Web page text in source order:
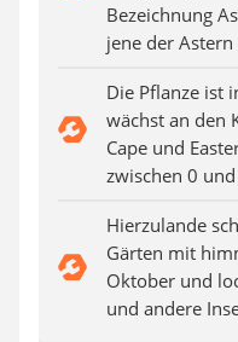
Bezeichnung
jene der
Die Pflanze ist
wächst an den
Cape und
zwischen 0
Hierzulande
Gärten mit
Oktober und
und andere